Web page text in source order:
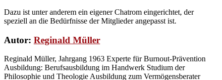
Dazu ist unter anderem ein eigener Chatrom eingerichtet, der
speziell an die Bedürfnisse der Mitglieder angepasst ist.
Autor: Reginald Müller
Reginald Müller, Jahrgang 1963 Experte für Burnout-Prävention
Ausbildung: Berufsausbildung im Handwerk Studium der
Philosophie und Theologie Ausbildung zum Vermögensberater